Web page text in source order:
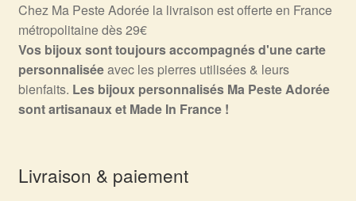
Chez Ma Peste Adorée la livraison est offerte en France
métropolitaine dès 29€
Vos bijoux sont toujours accompagnés d'une carte
personnaliséeavec les pierres utilisées & leurs
bienfaits. Les bijoux personnalisés Ma Peste Adorée
sont artisanaux et Made In France !
Livraison & paiement